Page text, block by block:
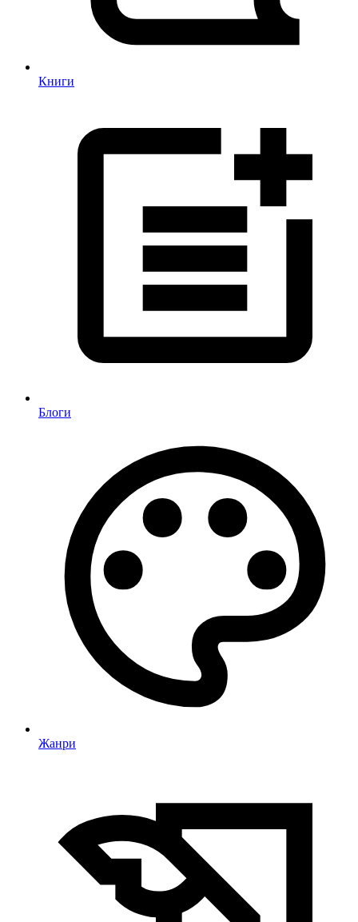
Книги
Блоги
Жанри